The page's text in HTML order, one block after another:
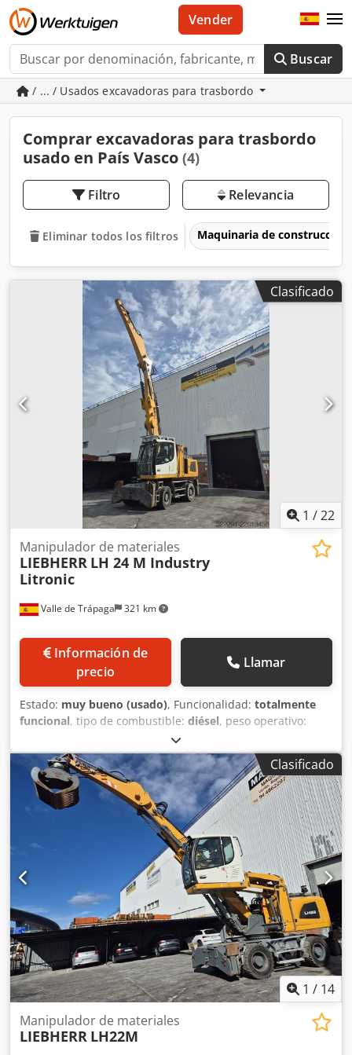
Buscar
Vender
/ ... / Usados excavadoras para trasbordo
Comprar excavadoras para trasbordo
usado en País Vasco (4)
Filtro Relevancia
Eliminar todos los filtros Maquinaria de construcción
Clasificado
1 /22
Valle de Trápaga 321 km
Manipulador de materiales
LIEBHERR LH 24 M Industry
Litronic
Información de
precio
Llamar
Estado: muy bueno (usado), Funcionalidad: totalmente
funcional, tipo de combustible: diésel, peso operativo:
, Año de fabricación:
funcionamiento:11.622 h, LIEBHERR LH24M HOURS: 11622.
WEIGHT 24600 KGS. ENIGNE LIEBHERR 105W.INDUSTRIAL
BOOM 6.10M., INDUSTRIAL STICK 4.50m., HYDRAULIC
CABIN, SOLID TYRES, FOUR OUTRIGGERS, CABIN GRILL, CE
CERTITICATE, VERY GOOD CONDITION. Dodpfoy U Huwsx
Clasificado
1 / 14
Manipulador de materiales
LIEBHERR LH22M